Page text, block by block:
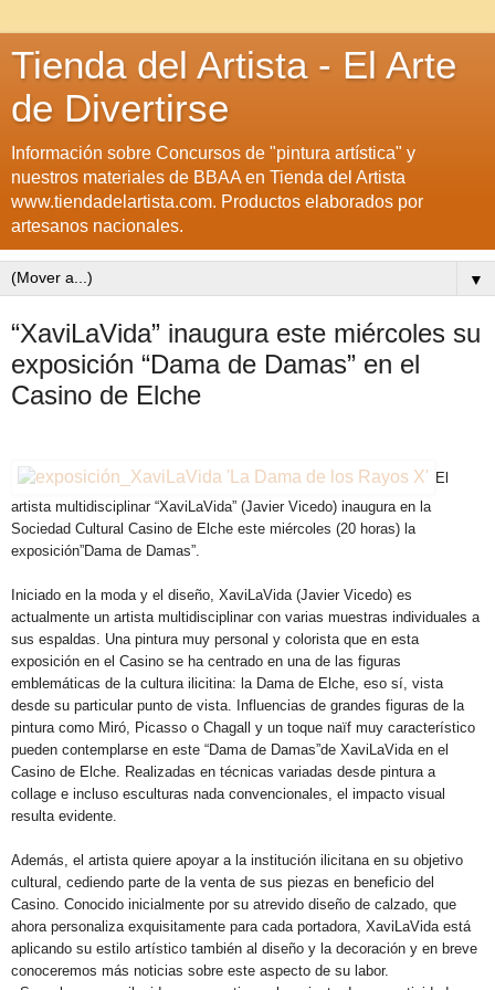
Tienda del Artista - El Arte
de Divertirse
Información sobre Concursos de "pintura artística" y
nuestros materiales de BBAA en Tienda del Artista
www.tiendadelartista.com. Productos elaborados por
artesanos nacionales.
▼
“XaviLaVida” inaugura este miércoles su
exposición “Dama de Damas” en el
Casino de Elche
El
artista multidisciplinar “XaviLaVida” (Javier Vicedo) inaugura en la
Sociedad Cultural Casino de Elche este miércoles (20 horas) la
exposición”Dama de Damas”.
Iniciado en la moda y el diseño, XaviLaVida (Javier Vicedo) es
actualmente un artista multidisciplinar con varias muestras individuales a
sus espaldas. Una pintura muy personal y colorista que en esta
exposición en el Casino se ha centrado en una de las figuras
emblemáticas de la cultura ilicitina: la Dama de Elche, eso sí, vista
desde su particular punto de vista. Influencias de grandes figuras de la
pintura como Miró, Picasso o Chagall y un toque naïf muy característico
pueden contemplarse en este “Dama de Damas”de XaviLaVida en el
Casino de Elche. Realizadas en técnicas variadas desde pintura a
collage e incluso esculturas nada convencionales, el impacto visual
resulta evidente.
Además, el artista quiere apoyar a la institución ilicitana en su objetivo
cultural, cediendo parte de la venta de sus piezas en beneficio del
Casino. Conocido inicialmente por su atrevido diseño de calzado, que
ahora personaliza exquisitamente para cada portadora, XaviLaVida está
aplicando su estilo artístico también al diseño y la decoración y en breve
conoceremos más noticias sobre este aspecto de su labor.